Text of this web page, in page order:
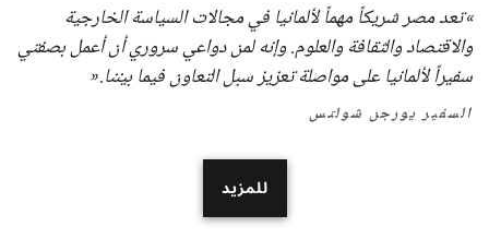
تعد مصر شريكاً مهماً لألمانيا في مجالات السياسة الخارجية
والاقتصاد والثقافة والعلوم. وإنه لمن دواعي سروري أن أعمل بصفتي
سفيراً لألمانيا على مواصلة تعزيز سبل التعاون فيما بيننا.
السفير يورجن شولتس
للمزيد